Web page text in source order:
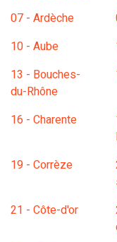
07 - Ardèche
10 - Aube
13 - Bouches-
du-Rhône
16 - Charente
19 - Corrèze
21 - Côte-d'or